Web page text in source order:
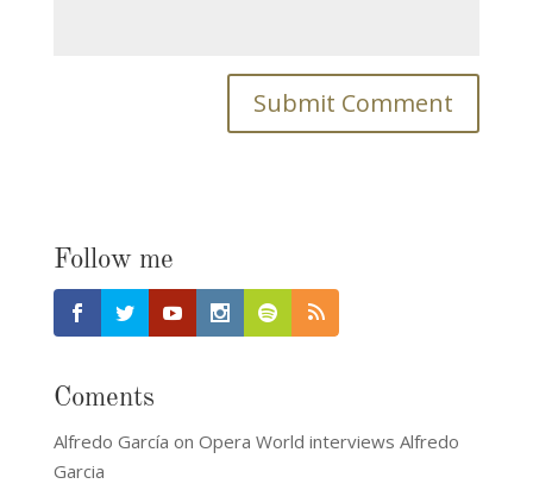
Follow me
Coments
Alfredo García on Opera World interviews Alfredo
Garcia